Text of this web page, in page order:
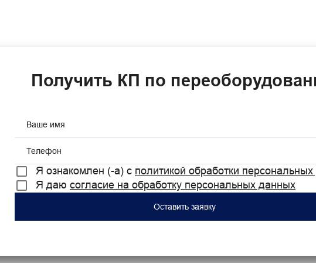
Получить КП по
Ваше имя
Телефон
Я ознакомлен (-а) с политикой обработки
Я даю согласие на обработку персональных данных
Оставить заявку